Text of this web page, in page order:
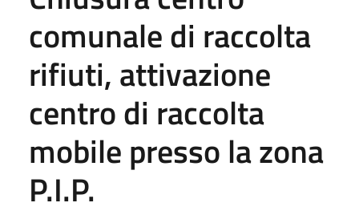
comunale di raccolta
rifiuti, attivazione
centro di raccolta
mobile presso la zona
P.I.P.